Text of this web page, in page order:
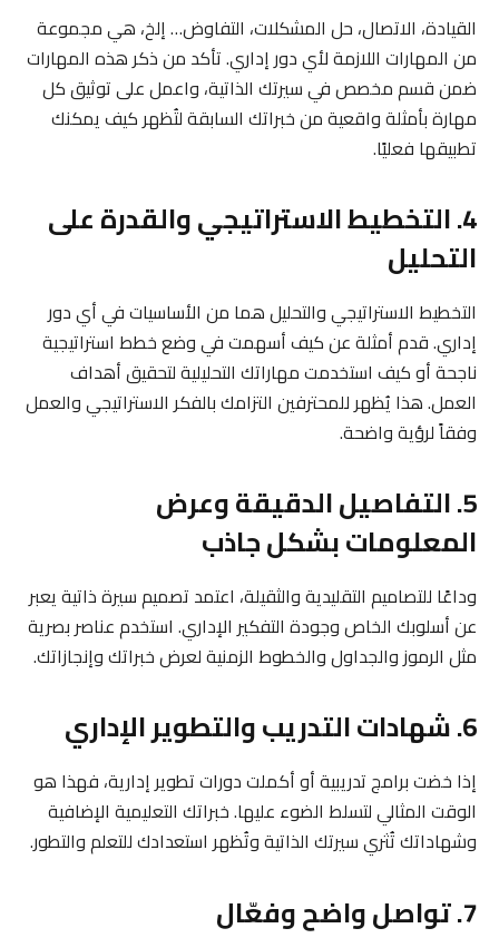
القيادة، الاتصال، حل المشكلات، التفاوض… إلخ، هي مجموعة
من المهارات اللازمة لأي دور إداري. تأكد من ذكر هذه المهارات
ضمن قسم مخصص في سيرتك الذاتية، واعمل على توثيق كل
مهارة بأمثلة واقعية من خبراتك السابقة لتُظهر كيف يمكنك
تطبيقها فعليًا.
4. التخطيط الاستراتيجي والقدرة على
التحليل
التخطيط الاستراتيجي والتحليل هما من الأساسيات في أي دور
إداري. قدم أمثلة عن كيف أسهمت في وضع خطط استراتيجية
ناجحة أو كيف استخدمت مهاراتك التحليلية لتحقيق أهداف
العمل. هذا يُظهر للمحترفين التزامك بالفكر الاستراتيجي والعمل
وفقاً لرؤية واضحة.
5. التفاصيل الدقيقة وعرض
المعلومات بشكل جاذب
وداعًا للتصاميم التقليدية والثقيلة، اعتمد تصميم سيرة ذاتية يعبر
عن أسلوبك الخاص وجودة التفكير الإداري. استخدم عناصر بصرية
مثل الرموز والجداول والخطوط الزمنية لعرض خبراتك وإنجازاتك.
6. شهادات التدريب والتطوير الإداري
إذا خضت برامج تدريبية أو أكملت دورات تطوير إدارية، فهذا هو
الوقت المثالي لتسلط الضوء عليها. خبراتك التعليمية الإضافية
وشهاداتك تُثري سيرتك الذاتية وتُظهر استعدادك للتعلم والتطور.
7. تواصل واضح وفعّال